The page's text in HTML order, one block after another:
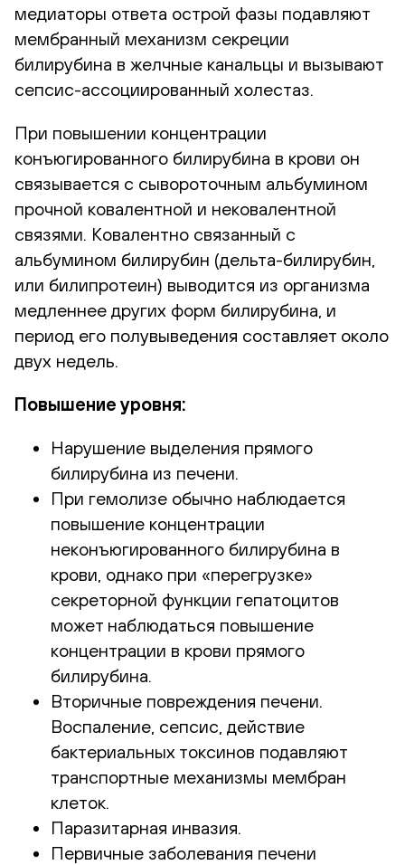
медиаторы ответа острой фазы подавляют
мембранный механизм секреции
билирубина в желчные канальцы и вызывают
сепсис-ассоциированный холестаз.
При повышении концентрации
конъюгированного билирубина в крови он
связывается с сывороточным альбумином
прочной ковалентной и нековалентной
связями. Ковалентно связанный с
альбумином билирубин (дельта-билирубин,
или билипротеин) выводится из организма
медленнее других форм билирубина, и
период его полувыведения составляет около
двух недель.
Повышение уровня:
Нарушение выделения прямого
билирубина из печени.
При гемолизе обычно наблюдается
повышение концентрации
неконъюгированного билирубина в
крови, однако при «перегрузке»
секреторной функции гепатоцитов
может наблюдаться повышение
концентрации в крови прямого
билирубина.
Вторичные повреждения печени.
Воспаление, сепсис, действие
бактериальных токсинов подавляют
транспортные механизмы мембран
клеток.
Паразитарная инвазия.
Первичные заболевания печени